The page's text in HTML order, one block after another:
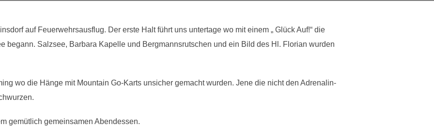
auf Feuerwehrsausflug. Der erste Halt führt uns untertage wo mit einem „ Glück Auf!“ die
begann. Salzsee, Barbara Kapelle und Bergmannsrutschen und ein Bild des Hl. Florian wurden
wo die Hänge mit Mountain Go-Karts unsicher gemacht wurden. Jene die nicht den Adrenalin-
gemütlich gemeinsamen Abendessen.